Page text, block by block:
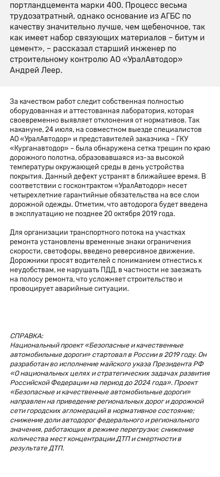
портландцемента марки 400. Процесс весьма
трудозатратный, однако основание из АГБС по
качеству значительно лучше, чем щебеночное, так
как имеет набор связующих материалов – битум и
цемент», – рассказал старший инженер по
строительному контролю АО «УралАвтодор»
Андрей Леер.
За качеством работ следит собственная полностью
оборудованная и аттестованная лаборатория, которая
своевременно выявляет отклонения от нормативов. Так
накануне, 24 июля, на совместном выезде специалистов
АО «УралАвтодор» и представителей заказчика – ГКУ
«Курганавтодор» – была обнаружена сетка трещин по краю
дорожного полотна, образовавшаяся из-за высокой
температуры окружающей среды в день устройства
покрытия. Данный дефект устранят в ближайшее время. В
соответствии с госконтрактом «УралАвтодор» несет
четырехлетние гарантийные обязательства на все слои
дорожной одежды. Отметим, что автодорога будет введена
в эксплуатацию не позднее 20 октября 2019 года.
Для организации транспортного потока на участках
ремонта установлены временные знаки ограничения
скорости, светофоры, введено реверсивное движение.
Дорожники просят водителей с пониманием отнестись к
неудобствам, не нарушать ПДД, в частности не заезжать
на полосу ремонта, что усложняет строительство и
провоцирует аварийные ситуации.
СПРАВКА:
Национальный проект «Безопасные и качественные
автомобильные дороги» стартовал в России в 2019 году. Он
разработан во исполнение майского указа Президента РФ
«О национальных целях и стратегических задачах развития
Российской Федерации на период до 2024 года». Проект
«Безопасные и качественные автомобильные дороги»
направлен на приведение региональных дорог и дорожной
сети городских агломераций в нормативное состояние;
снижение доли автодорог федерального и регионального
значения, работающих в режиме перегрузки; снижение
количества мест концентрации ДТП и смертности в
результате ДТП.